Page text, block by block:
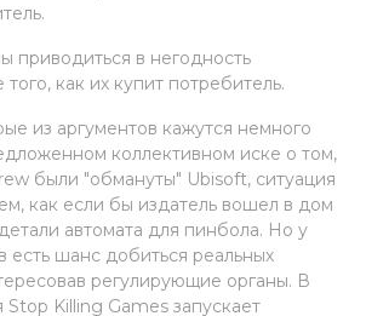
приводиться в негодность
как их купит потребитель.
из аргументов кажутся немного
коллективном иске о том,
были "обмануты" Ubisoft, ситуация
как если бы издатель вошел в дом
автомата для пинбола. Но у
есть шанс добиться реальных
регулирующие органы. В
Killing Games запускает